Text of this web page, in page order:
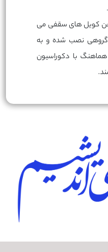
کویل های سقفی می
گروهی نصب شده و به
با دکوراسیون